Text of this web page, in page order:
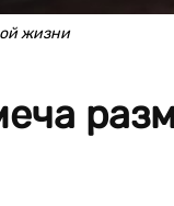
жизни